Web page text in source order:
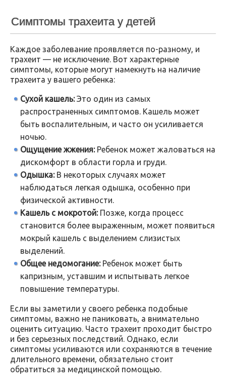
Симптомы трахеита у детей
Каждое заболевание проявляется по-разному, и
трахеит — не исключение. Вот характерные
симптомы, которые могут намекнуть на наличие
трахеита у вашего ребенка:
Сухой кашель:Это один из самых
распространенных симптомов. Кашель может
быть воспалительным, и часто он усиливается
ночью.
Ощущение жжения:Ребенок может жаловаться на
дискомфорт в области горла и груди.
Одышка:В некоторых случаях может
наблюдаться легкая одышка, особенно при
физической активности.
Кашель с мокротой:Позже, когда процесс
становится более выраженным, может появиться
мокрый кашель с выделением слизистых
выделений.
Общее недомогание:Ребенок может быть
капризным, уставшим и испытывать легкое
повышение температуры.
Если вы заметили у своего ребенка подобные
симптомы, важно не паниковать, а внимательно
оценить ситуацию. Часто трахеит проходит быстро
и без серьезных последствий. Однако, если
симптомы усиливаются или сохраняются в течение
длительного времени, обязательно стоит
обратиться за медицинской помощью.